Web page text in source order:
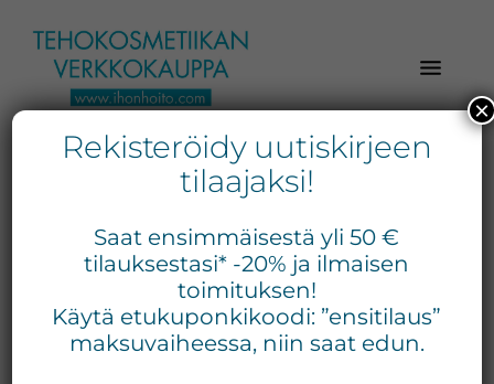
pääsisältöön
ensisijaiseen
sivupalkkiin
alatunnisteeseen
Ihonhoito.com
Kosmetiikan
verkkokauppa
Tilaa
Verkkokaupasta
tuotteet:
Exuviance,
Medik8,
Rekisteröidy uutiskirjeen
tilaajaksi!
Saat ensimmäisestä yli 50 €
tilauksestasi* -20% ja ilmaisen
toimituksen!
Käytä etukuponkikoodi: ”ensitilaus”
maksuvaiheessa, niin saat edun.
×